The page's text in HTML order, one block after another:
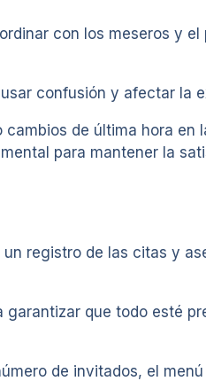
con los meseros y
confusión y afectar la
de última hora en
para mantener la
registro de las citas y
que todo esté
de invitados, el